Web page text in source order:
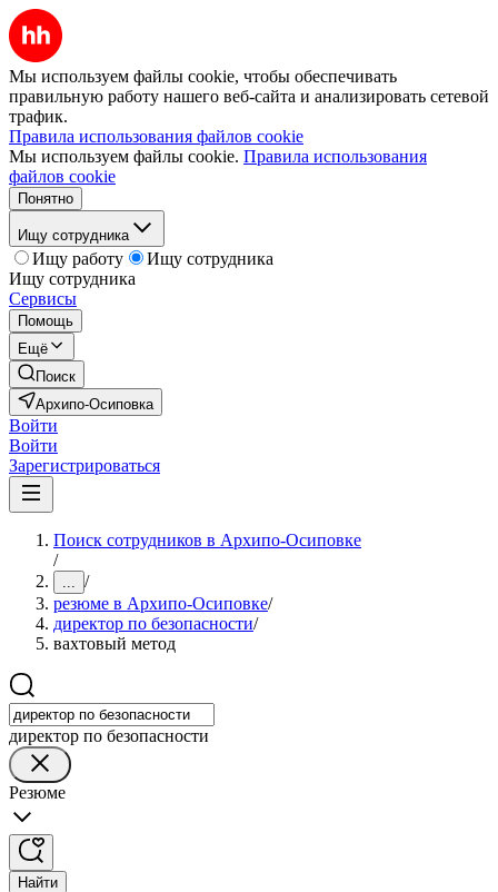
Мы используем файлы cookie, чтобы обеспечивать
правильную работу нашего веб-сайта и анализировать сетевой
трафик.
Правила использования файлов cookie
Мы используем файлы cookie. Правила использования
файлов cookie
Понятно
Ищу сотрудника
Ищу работу
Ищу сотрудника
Ищу сотрудника
Сервисы
Помощь
Ещё
Поиск
Архипо-Осиповка
Войти
Войти
Зарегистрироваться
Поиск сотрудников в Архипо-Осиповке
/
... /
резюме в Архипо-Осиповке/
директор по безопасности/
вахтовый метод
директор по безопасности
Резюме
Найти